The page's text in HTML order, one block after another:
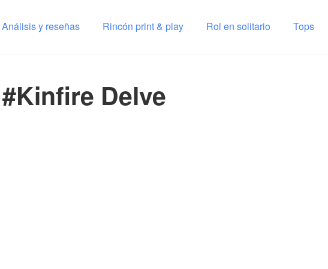
Análisis y reseñas Rincón print & play Rol en solitario Tops
Delve